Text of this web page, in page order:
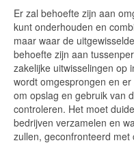
Er zal behoefte zijn aan
kunt onderhouden en
maar waar de
behoefte zijn aan
zakelijke uitwisselingen op
wordt omgesprongen en
om opslag en gebruik van
controleren. Het moet
bedrijven verzamelen en
zullen, geconfronteerd